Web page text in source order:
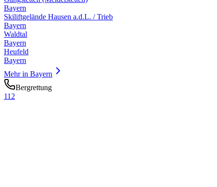
Bayern
Skiliftgelände Hausen a.d.L. / Trieb
Bayern
Waldtal
Bayern
Heufeld
Bayern
Mehr in Bayern
Bergrettung
112